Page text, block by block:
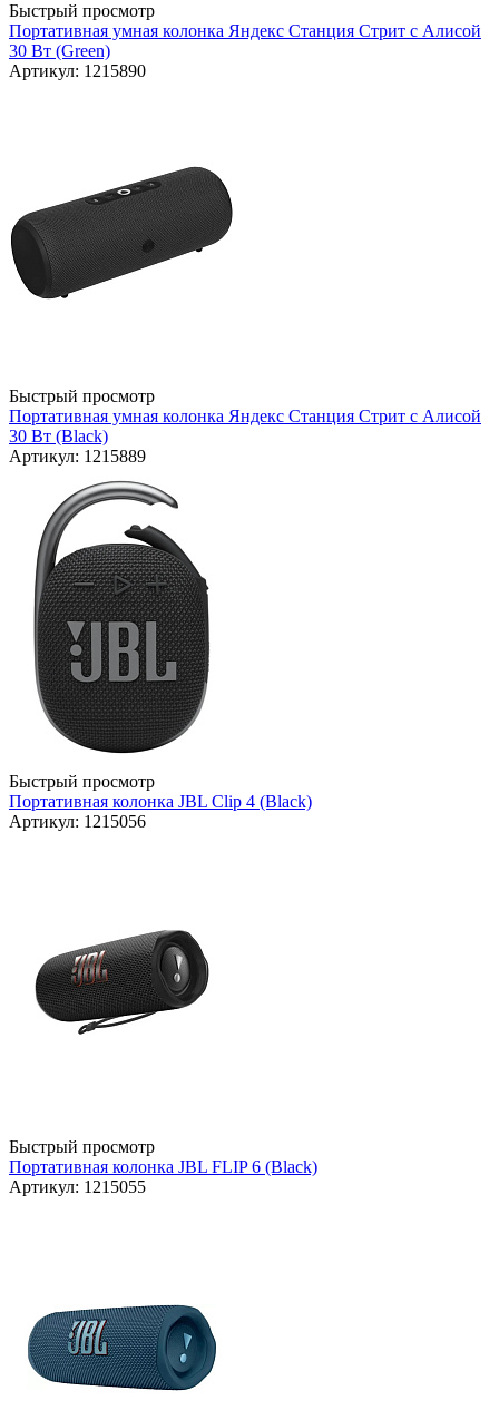
Быстрый просмотр
Портативная умная колонка Яндекс Станция Стрит с Алисой
30 Вт (Green)
Артикул: 1215890
Быстрый просмотр
Портативная умная колонка Яндекс Станция Стрит с Алисой
30 Вт (Black)
Артикул: 1215889
Быстрый просмотр
Портативная колонка JBL Clip 4 (Black)
Артикул: 1215056
Быстрый просмотр
Портативная колонка JBL FLIP 6 (Black)
Артикул: 1215055